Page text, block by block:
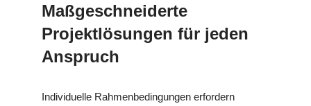
Maßgeschneiderte
Projektlösungen für jeden
Anspruch
Individuelle Rahmenbedingungen erfordern